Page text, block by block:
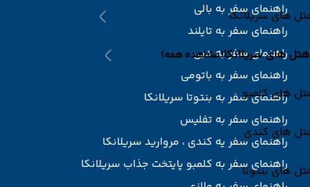
های سریلانکا
هتل های سریلانکا(مشاهده همه)
های کلمبو
های کندی
های بنتوتا
راهنمای سفر به بالی
راهنمای سفر به تایلند
راهنمای سفر به دبی
راهنمای سفر به باتومی
راهنمای سفر به بنتوتا سریلانکا
راهنمای سفر به تفلیس
راهنمای سفر یه کندی ، مروارید سریلانکا
راهنمای سفر به کلمبو پایتخت جذاب سریلانکا